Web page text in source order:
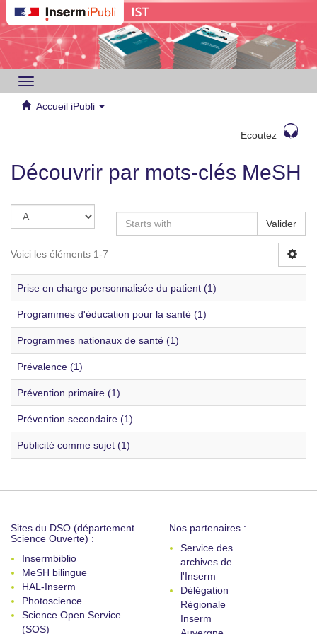
Toggle
navigation
Accueil iPubli
Ecoutez
Découvrir par mots-clés MeSH
Valider
Voici les éléments 1-7
Prise en charge personnalisée du patient (1)
Programmes d'éducation pour la santé (1)
Programmes nationaux de santé (1)
Prévalence (1)
Prévention primaire (1)
Prévention secondaire (1)
Publicité comme sujet (1)
Sites du DSO (département
Science Ouverte) :
Insermbiblio
MeSH bilingue
HAL-Inserm
Photoscience
Science Open Service
(SOS)
Nos partenaires :
Service des
archives de
l'Inserm
Délégation
Régionale
Inserm